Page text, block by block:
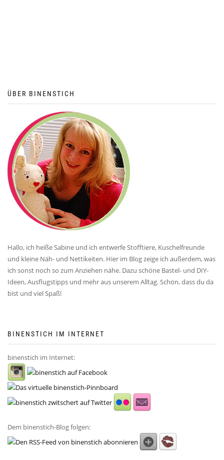
ÜBER BINENSTICH
Hallo, ich heiße Sabine und ich entwerfe Stofftiere, Kuschelfreunde
und kleine Näh- und Nettikeiten. Hier im Blog zeige ich außerdem, was
ich sonst noch so zum Anziehen nähe. Dazu schöne Bastel- und DIY-
Ideen, Ausflugstipps und mehr aus unserem Alltag. Schön, dass du da
bist und viel Spaß!
BINENSTICH IM INTERNET
binenstich im Internet:
Dem binenstich-Blog folgen: